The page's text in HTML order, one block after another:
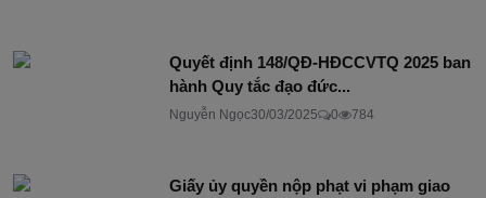
Quyết định 148/QĐ-HĐCCVTQ 2025 ban
hành Quy tắc đạo đức...
Nguyễn Ngọc30/03/2025 0 784
Giấy ủy quyền nộp phạt vi phạm giao